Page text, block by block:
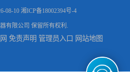
恒温恒湿试验箱制造商 操作简单 美观实用 清洁更方便 门窗雷电展示 智能操控 灵敏方便
08-10 湘ICP备18002394号-4
有限公司 保留所有权利.
免责声明 管理员入口 网站地图